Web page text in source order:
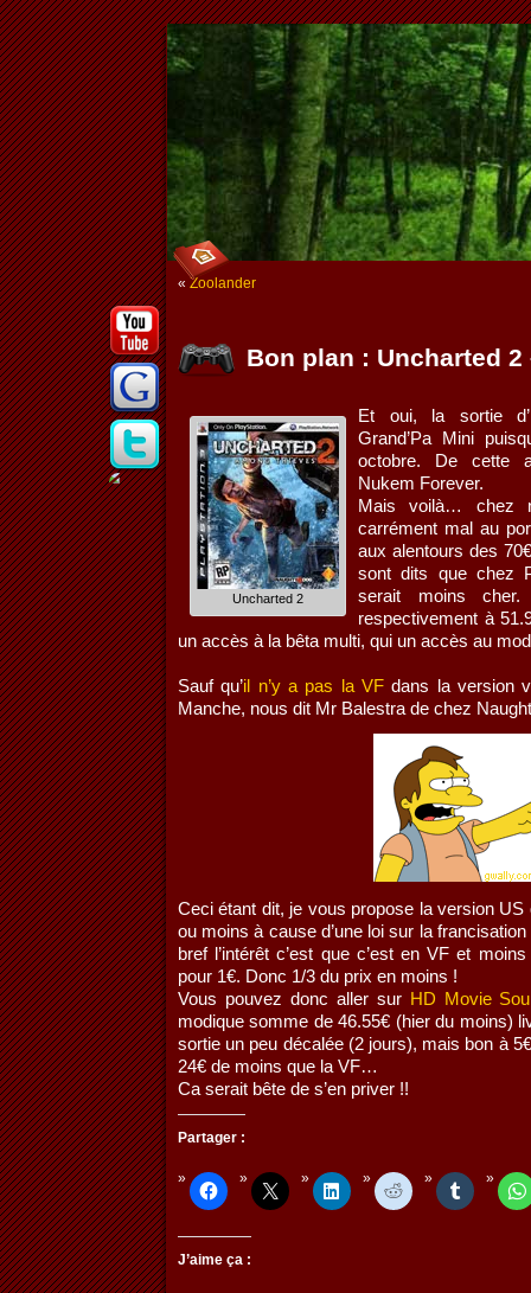
« Zoolander
Bon plan : Uncharted
Uncharted 2
Et oui, la sortie
Grand’Pa Mini
octobre. De cette
Nukem Forever.
Mais voilà… chez
carrément mal au
aux alentours des
sont dits que chez
serait moins
respectivement à
un accès à la bêta multi, qui un accès au
Sauf qu’il n’y a pas la VF dans la version
Manche, nous dit Mr Balestra de chez
Ceci étant dit, je vous propose la version US
ou moins à cause d’une loi sur la
bref l’intérêt c’est que c’est en VF et
pour 1€. Donc 1/3 du prix en moins !
Vous pouvez donc aller sur HD Movie
modique somme de 46.55€ (hier du moins)
sortie un peu décalée (2 jours), mais bon à
24€ de moins que la VF…
Ca serait bête de s’en priver !!
Partager :
J’aime ça :